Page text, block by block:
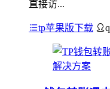
直接访...
tp苹果版下载